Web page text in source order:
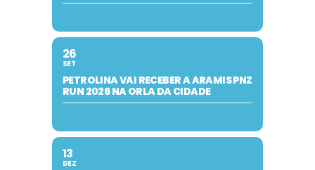
26
SET
PETROLINA VAI RECEBER A ARAMIS PNZ
RUN 2026 NA ORLA DA CIDADE
13
DEZ